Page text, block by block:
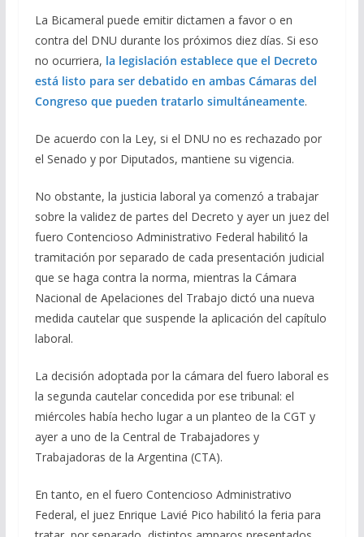
La Bicameral puede emitir dictamen a favor o en
contra del DNU durante los próximos diez días. Si eso
no ocurriera, la legislación establece que el Decreto
está listo para ser debatido en ambas Cámaras del
Congreso que pueden tratarlo simultáneamente.
De acuerdo con la Ley, si el DNU no es rechazado por
el Senado y por Diputados, mantiene su vigencia.
No obstante, la justicia laboral ya comenzó a trabajar
sobre la validez de partes del Decreto y ayer un juez del
fuero Contencioso Administrativo Federal habilitó la
tramitación por separado de cada presentación judicial
que se haga contra la norma, mientras la Cámara
Nacional de Apelaciones del Trabajo dictó una nueva
medida cautelar que suspende la aplicación del capítulo
laboral.
La decisión adoptada por la cámara del fuero laboral es
la segunda cautelar concedida por ese tribunal: el
miércoles había hecho lugar a un planteo de la CGT y
ayer a uno de la Central de Trabajadores y
Trabajadoras de la Argentina (CTA).
En tanto, en el fuero Contencioso Administrativo
Federal, el juez Enrique Lavié Pico habilitó la feria para